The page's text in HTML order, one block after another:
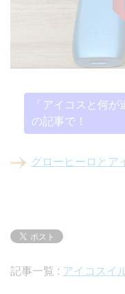
「アイコスと何
の記事で！
グローヒーロとア
記事一覧 : アイコスイ